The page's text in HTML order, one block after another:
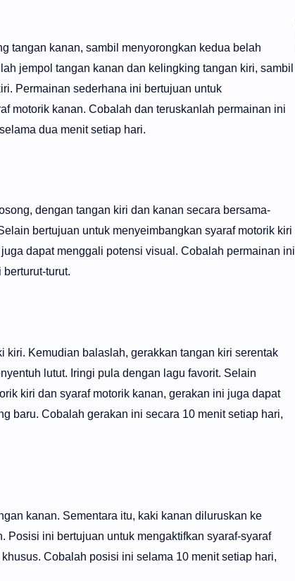
tangan kanan, sambil menyorongkan kedua belah
jempol tangan kanan dan kelingking tangan kiri, sambil
Permainan sederhana ini bertujuan untuk
motorik kanan. Cobalah dan teruskanlah permainan ini
dua menit setiap hari.
dengan tangan kiri dan kanan secara bersama-
bertujuan untuk menyeimbangkan syaraf motorik kiri
dapat menggali potensi visual. Cobalah permainan ini
turut.
kiri. Kemudian balaslah, gerakkan tangan kiri serentak
lutut. Iringi pula dengan lagu favorit. Selain
kiri dan syaraf motorik kanan, gerakan ini juga dapat
baru. Cobalah gerakan ini secara 10 menit setiap hari,
kanan. Sementara itu, kaki kanan diluruskan ke
Posisi ini bertujuan untuk mengaktifkan syaraf-syaraf
Cobalah posisi ini selama 10 menit setiap hari,